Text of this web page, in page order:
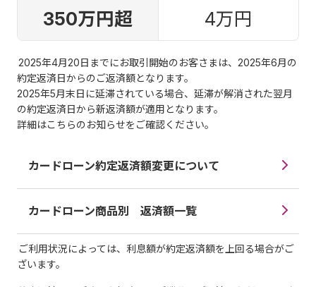
350万円超 4万円
2025年4月20日までにお取引開始のお客さまは、2025年6月の
約定返済日からのご返済額となります。
2025年5月末日に延滞されている場合、延滞が解消された翌月
の約定返済日から新返済額が適用となります。
詳細はこちらのお知らせをご確認ください。
カードローン約定返済額変更について
カードローン商品別 返済額一覧
ご利用状況によっては、利息額が約定返済額を上回る場合がご
ざいます。